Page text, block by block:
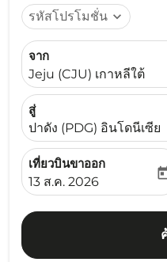
รหัสโปรโมชั่น expand_more
จาก
Jeju (CJU) เกาหลีใต้
สู่
ปาดัง (PDG) อินโดนีเซีย
เที่ยวบินขาออก
fc-booking-
13 ส.ค. 2026